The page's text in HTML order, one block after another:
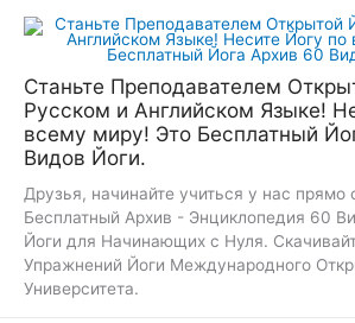
Перейти
Станьте Преподавателем
Русском и Английском Языке!
всему миру! Это Бесплатный
Видов Йоги.
Друзья, начинайте учиться у нас прямо
Бесплатный Архив - Энциклопедия 60
Йоги для Начинающих с Нуля.
Упражнений Йоги Международного
Университета.